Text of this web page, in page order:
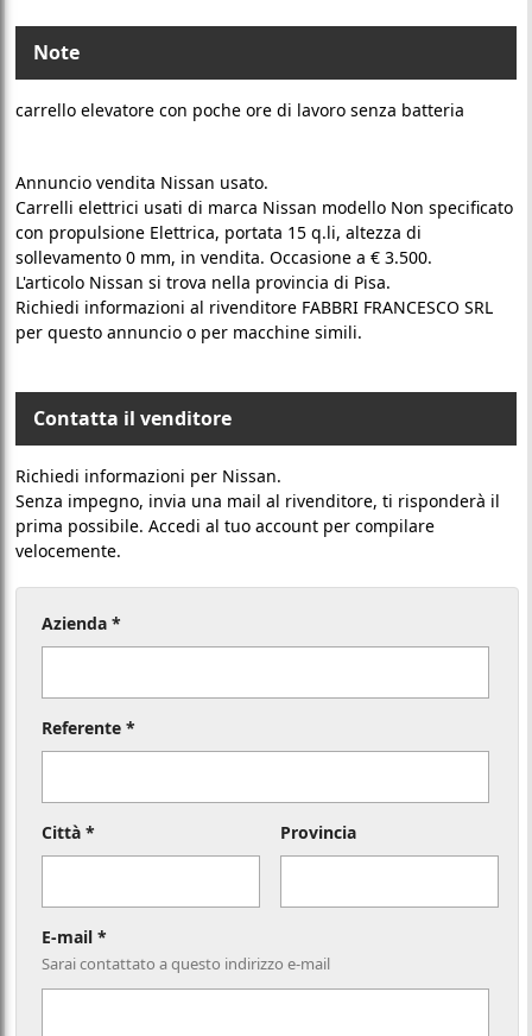
Note
carrello elevatore con poche ore di lavoro senza batteria
Annuncio vendita Nissan usato.
Carrelli elettrici usati di marca Nissan modello Non specificato
con propulsione Elettrica, portata 15 q.li, altezza di
sollevamento 0 mm, in vendita. Occasione a € 3.500.
L'articolo Nissan si trova nella provincia di Pisa.
Richiedi informazioni al rivenditore FABBRI FRANCESCO SRL
per questo annuncio o per macchine simili.
Contatta il venditore
Richiedi informazioni per Nissan.
Senza impegno, invia una mail al rivenditore, ti risponderà il
prima possibile. Accedi al tuo account per compilare
velocemente.
Azienda *
Referente *
Città * Provincia
E-mail *
Sarai contattato a questo indirizzo e-mail